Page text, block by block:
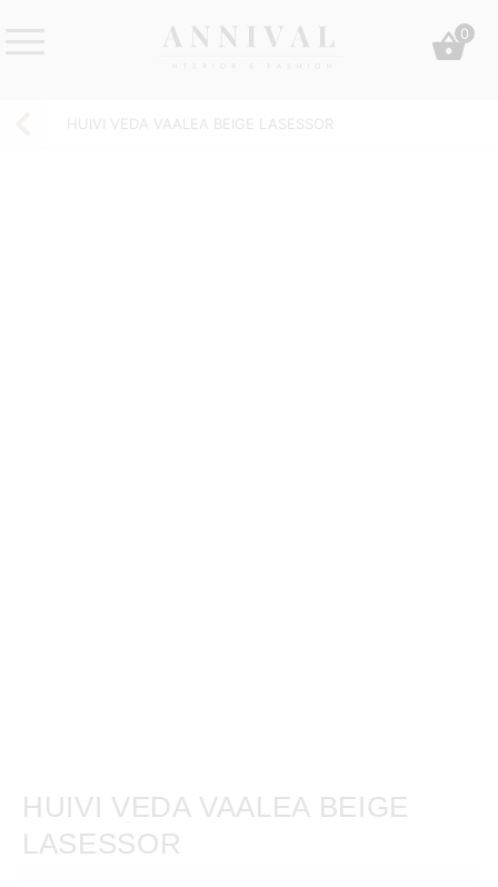
&
0
HUIVI VEDA VAALEA BEIGE LASESSOR
HUIVI VEDA VAALEA BEIGE
LASESSOR